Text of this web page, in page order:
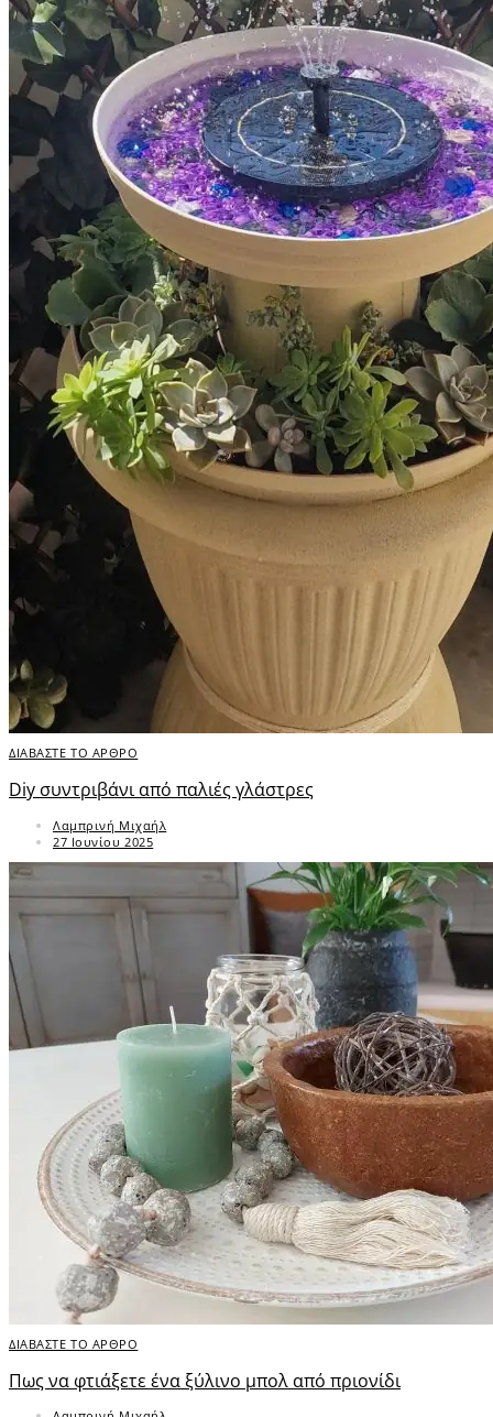
ΔΙΑΒΑΣΤΕ ΤΟ ΑΡΘΡΟ
Diy συντριβάνι από παλιές γλάστρες
Λαμπρινή Μιχαήλ
27 Ιουνίου 2025
ΔΙΑΒΑΣΤΕ ΤΟ ΑΡΘΡΟ
Πως να φτιάξετε ένα ξύλινο μπολ από πριονίδι